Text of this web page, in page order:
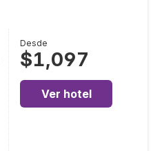
Desde
$1,097
Ver hotel